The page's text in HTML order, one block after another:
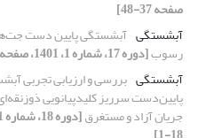
صفحه 37-48]
آبشستگی آبشستگی پایین دست
رسوب[دوره 17، شماره 1، 1401، صفحه 1-14]
آبشستگی بررسی و ارزیابی تجربی
جریان آزاد و مستغرق